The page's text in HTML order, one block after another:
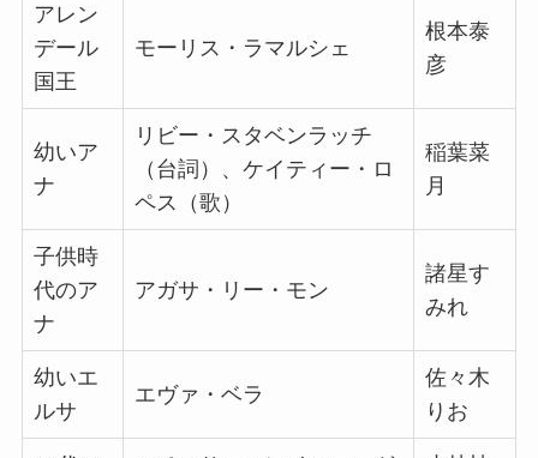
アレン
デール
国王
モーリス・ラマルシェ
根本泰
彦
幼いア
ナ
リビー・スタベンラッチ
（台詞）、ケイティー・ロ
ペス（歌）
稲葉菜
月
子供時
代のア
ナ
アガサ・リー・モン
諸星す
みれ
幼いエ
ルサ
エヴァ・ベラ
佐々木
りお